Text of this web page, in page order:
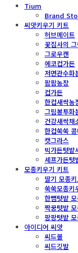
Tium
Brand
씨앗키우기 키트
허브메이트
꽃집사의
그로우캔
에코컵가든
저면관수화
팜팜농장
컵가든
한컵새싹농
그림봉투화
건강새싹채
한컵쑥쑥
캣그라스
빅가든텃밭
셰프가든텃
모종키우기 키트
딸기 모종
쑥쑥모종키
한뼘텃밭
짝꿍텃밭
팡팡텃밭
아이디어 씨앗
씨드볼
씨드깃발